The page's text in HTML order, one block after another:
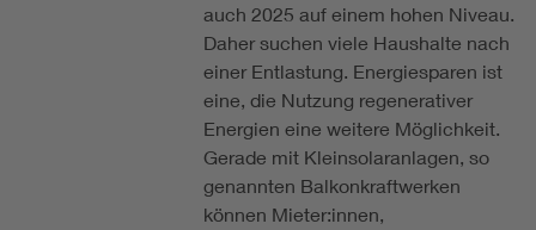
auch 2025 auf einem hohen Niveau.
Daher suchen viele Haushalte nach
einer Entlastung. Energiesparen ist
eine, die Nutzung regenerativer
Energien eine weitere Möglichkeit.
Gerade mit Kleinsolaranlagen, so
genannten Balkonkraftwerken
können Mieter:innen,